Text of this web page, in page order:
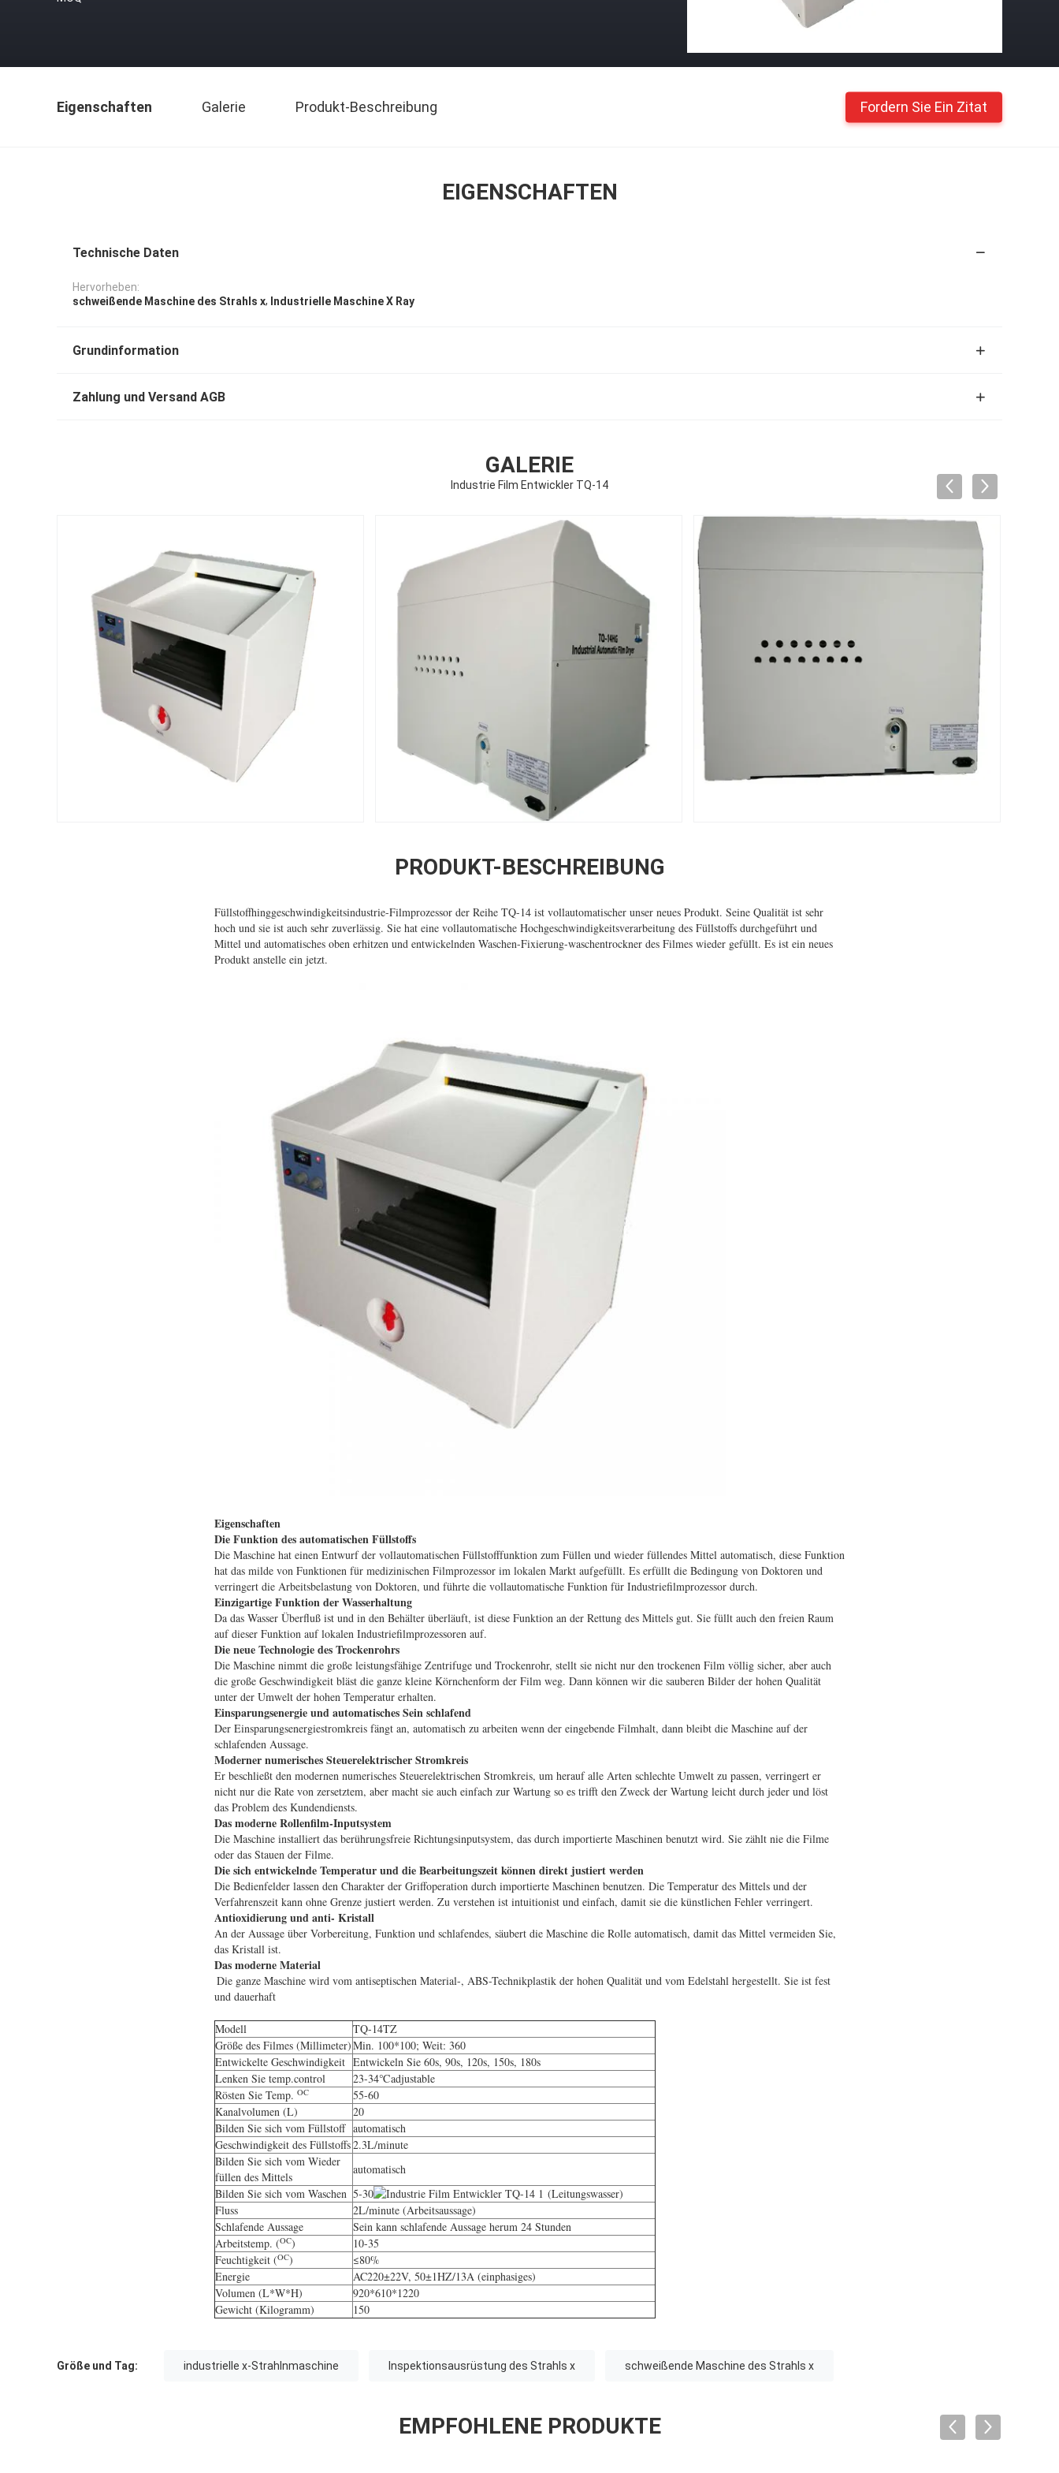
Eigenschaften Galerie Produkt-Beschreibung Fordern Sie Ein Zitat
EIGENSCHAFTEN
Technische Daten
Hervorheben:
schweißende Maschine des Strahls x, Industrielle Maschine X Ray
Grundinformation
Zahlung und Versand AGB
GALERIE
Industrie Film Entwickler TQ-14
PRODUKT-BESCHREIBUNG
Füllstoffhinggeschwindigkeitsindustrie-Filmprozessor der Reihe TQ-14 ist vollautomatischer unser neues Produkt. Seine Qualität ist sehr
hoch und sie ist auch sehr zuverlässig. Sie hat eine vollautomatische Hochgeschwindigkeitsverarbeitung des Füllstoffs durchgeführt und
Mittel und automatisches oben erhitzen und entwickelnden Waschen-Fixierung-waschentrockner des Filmes wieder gefüllt. Es ist ein neues
Produkt anstelle ein jetzt.
Eigenschaften
Die Funktion des automatischen Füllstoffs
Die Maschine hat einen Entwurf der vollautomatischen Füllstofffunktion zum Füllen und wieder füllendes Mittel automatisch, diese Funktion
hat das milde von Funktionen für medizinischen Filmprozessor im lokalen Markt aufgefüllt. Es erfüllt die Bedingung von Doktoren und
verringert die Arbeitsbelastung von Doktoren, und führte die vollautomatische Funktion für Industriefilmprozessor durch.
Einzigartige Funktion der Wasserhaltung
Da das Wasser Überfluß ist und in den Behälter überläuft, ist diese Funktion an der Rettung des Mittels gut. Sie füllt auch den freien Raum
auf dieser Funktion auf lokalen Industriefilmprozessoren auf.
Die neue Technologie des Trockenrohrs
Die Maschine nimmt die große leistungsfähige Zentrifuge und Trockenrohr, stellt sie nicht nur den trockenen Film völlig sicher, aber auch
die große Geschwindigkeit bläst die ganze kleine Körnchenform der Film weg. Dann können wir die sauberen Bilder der hohen Qualität
unter der Umwelt der hohen Temperatur erhalten.
Einsparungsenergie und automatisches Sein schlafend
Der Einsparungsenergiestromkreis fängt an, automatisch zu arbeiten wenn der eingebende Filmhalt, dann bleibt die Maschine auf der
schlafenden Aussage.
Moderner numerisches Steuerelektrischer Stromkreis
Er beschließt den modernen numerisches Steuerelektrischen Stromkreis, um herauf alle Arten schlechte Umwelt zu passen, verringert er
nicht nur die Rate von zersetztem, aber macht sie auch einfach zur Wartung so es trifft den Zweck der Wartung leicht durch jeder und löst
das Problem des Kundendiensts.
Das moderne Rollenfilm-Inputsystem
Die Maschine installiert das berührungsfreie Richtungsinputsystem, das durch importierte Maschinen benutzt wird. Sie zählt nie die Filme
oder das Stauen der Filme.
Die sich entwickelnde Temperatur und die Bearbeitungszeit können direkt justiert werden
Die Bedienfelder lassen den Charakter der Griffoperation durch importierte Maschinen benutzen. Die Temperatur des Mittels und der
Verfahrenszeit kann ohne Grenze justiert werden. Zu verstehen ist intuitionist und einfach, damit sie die künstlichen Fehler verringert.
Antioxidierung und anti- Kristall
An der Aussage über Vorbereitung, Funktion und schlafendes, säubert die Maschine die Rolle automatisch, damit das Mittel vermeiden Sie,
das Kristall ist.
Das moderne Material
Die ganze Maschine wird vom antiseptischen Material-, ABS-Technikplastik der hohen Qualität und vom Edelstahl hergestellt. Sie ist fest
und dauerhaft
Modell
TQ-14TZ
Größe des Filmes (Millimeter)Min. 100*100; Weit: 360
Entwickelte Geschwindigkeit Entwickeln Sie 60s, 90s, 120s, 150s, 180s
Lenken Sie temp.control
23-34℃adjustable
Rösten Sie Temp. OC
55-60
Kanalvolumen (L)
20
Bilden Sie sich vom Füllstoff automatisch
Geschwindigkeit des Füllstoffs2.3L/minute
Bilden Sie sich vom Wieder
füllen des Mittels
automatisch
Bilden Sie sich vom Waschen 5-30
(Leitungswasser)
Fluss
2L/minute (Arbeitsaussage)
Schlafende Aussage
Sein kann schlafende Aussage herum 24 Stunden
Arbeitstemp. (OC)
10-35
Feuchtigkeit (OC)
≤80%
Energie
AC220±22V, 50±1HZ/13A (einphasiges)
Volumen (L*W*H)
920*610*1220
Gewicht (Kilogramm)
150
Größe und Tag: industrielle x-Strahlnmaschine Inspektionsausrüstung des Strahls x schweißende Maschine des Strahls x
EMPFOHLENE PRODUKTE